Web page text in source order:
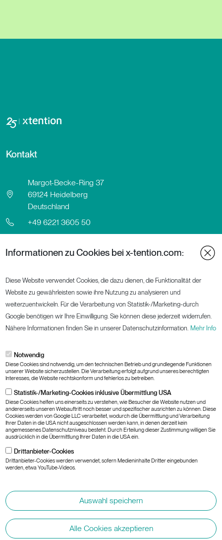
Informationen zu Cookies bei x-tention.com:
Diese Website verwendet Cookies, die dazu dienen, die Funktionalität der
Website zu gewährleisten sowie ihre Nutzung zu analysieren und
weiterzuentwickeln. Für die Verarbeitung von Statistik-/Marketing-durch
Google benötigen wir Ihre Einwilligung. Sie können diese jederzeit widerrufen.
Nähere Informationen finden Sie in unserer Datenschutzinformation. Mehr Info
Notwendig
Diese Cookies sind notwendig, um den technischen Betrieb und grundlegende Funktionen
unserer Website sicherzustellen. Die Verarbeitung erfolgt aufgrund unseres berechtigten
Interesses, die Website rechtskonform und fehlerlos zu betreiben.
Statistik-/Marketing-Cookies inklusive Übermittlung USA
Diese Cookies helfen uns einerseits zu verstehen, wie Besucher die Website nutzen und
andererseits unseren Webauftritt noch besser und spezifischer ausrichten zu können. Diese
Cookies werden von Google LLC verarbeitet, wodurch die Übermittlung und Verarbeitung
Ihrer Daten in die USA nicht ausgeschlossen werden kann, in denen derzeit kein
angemessenes Datenschutzniveau besteht. Durch Erteilung dieser Zustimmung willigen Sie
ausdrücklich in die Übermittlung Ihrer Daten in die USA ein.
Drittanbieter-Cookies
Drittanbieter-Cookies werden verwendet, sofern Medieninhalte Dritter eingebunden
werden, etwa YouTube-Videos.
Auswahl speichern
Alle Cookies akzeptieren
Kontakt
Margot-Becke-Ring 37
69124 Heidelberg
Deutschland
+49 6221 3605 50
Kontaktformular
Informationen
Impressum
Datenschutz
AGB
Responsible Disclosure
Leitlinie für Informationssicherheit
Landesgesellschaften:
AT DE CH